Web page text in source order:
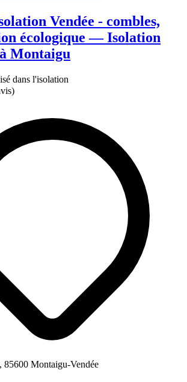
Vendée - combles,
écologique — Isolation
Montaigu
dans l'isolation
85600 Montaigu-Vendée